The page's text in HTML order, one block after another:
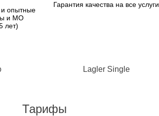
опытные
и МО
лет)
Гарантия качества на все услуги
Lagler Single
Тарифы